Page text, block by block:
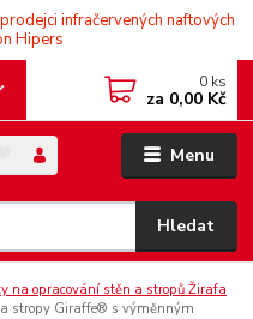
infračervených naftových
Hipers
Menu
Hledat
0 ks
za 0,00 Kč
na opracování stěn a stropů Žirafa
stropy Giraffe® s výměnným